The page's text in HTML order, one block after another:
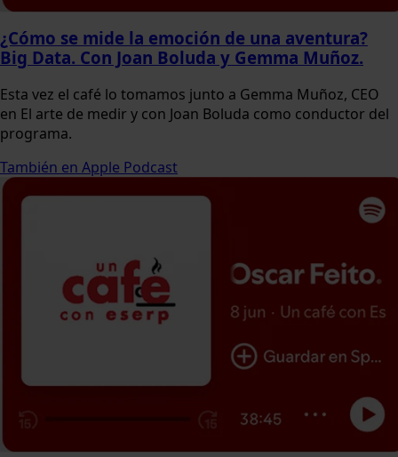
¿Cómo se mide la emoción de una aventura?
Big Data. Con Joan Boluda y Gemma Muñoz.
Esta vez el café lo tomamos junto a Gemma Muñoz, CEO
en El arte de medir y con Joan Boluda como conductor del
programa.
También en Apple Podcast